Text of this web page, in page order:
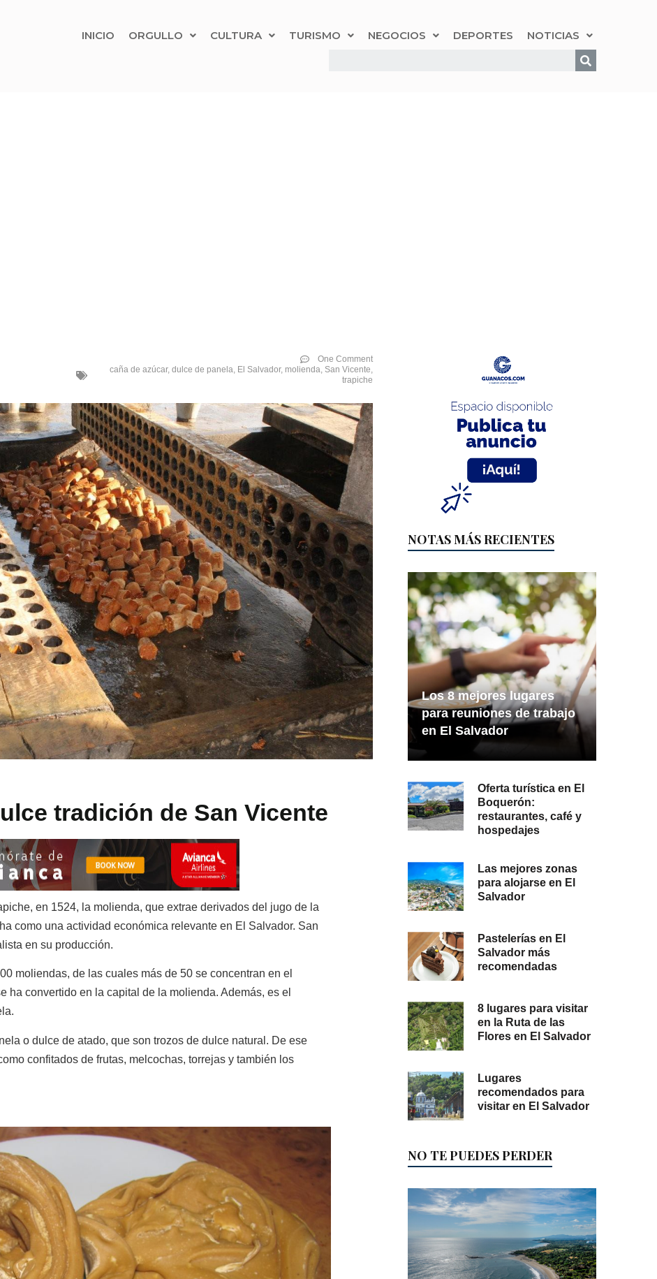
INICIO ORGULLO CULTURA TURISMO NEGOCIOS DEPORTES NOTICIAS
One Comment
caña de azúcar, dulce de panela, El Salvador, molienda, San Vicente,
trapiche
tradición de San Vicente
en 1524, la molienda, que extrae derivados del jugo de la
como una actividad económica relevante en El Salvador. San
en su producción.
moliendas, de las cuales más de 50 se concentran en el
ha convertido en la capital de la molienda. Además, es el
o dulce de atado, que son trozos de dulce natural. De ese
confitados de frutas, melcochas, torrejas y también los
NOTAS MÁS RECIENTES
Los 8 mejores lugares
para reuniones de trabajo
en El Salvador
Oferta turística en El
Boquerón:
restaurantes, café y
hospedajes
Las mejores zonas
para alojarse en El
Salvador
Pastelerías en El
Salvador más
recomendadas
8 lugares para visitar
en la Ruta de las
Flores en El Salvador
Lugares
recomendados para
visitar en El Salvador
NO TE PUEDES PERDER